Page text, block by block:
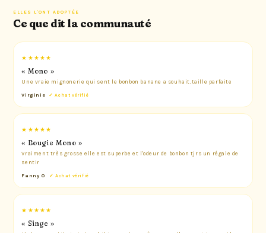
ELLES L'ONT ADOPTÉE
Ce que dit la communauté
★★★★★
« Mono »
Une vraie mignonerie qui sent le bonbon banane a souhait,taille parfaite
Virginie ✓ Achat vérifié
★★★★★
« Bougie Mono »
Vraiment très grosse elle est superbe et l'odeur de bonbon tjrs un régale de
sentir
Fanny O ✓ Achat vérifié
★★★★★
« Singe »